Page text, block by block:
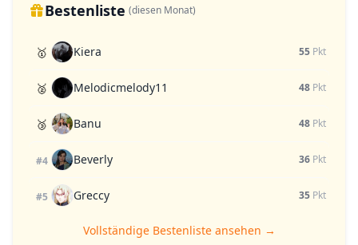
Bestenliste (diesen Monat)
🥇 Kiera 55 Pkt
🥈 Melodicmelody11 48 Pkt
🥉 Banu 48 Pkt
#4 Beverly 36 Pkt
#5 Greccy 35 Pkt
Vollständige Bestenliste ansehen →